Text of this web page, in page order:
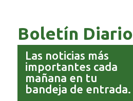
Boletín Diario
Las noticias más
importantes cada
mañana en tu
bandeja de entrada.